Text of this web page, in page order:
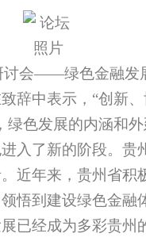
讨会——绿色金融发
辞中表示，“创新
绿色发展的内涵和
入了新的阶段。贵
近年来，贵州省积
悟到建设绿色金融
已经成为多彩贵州